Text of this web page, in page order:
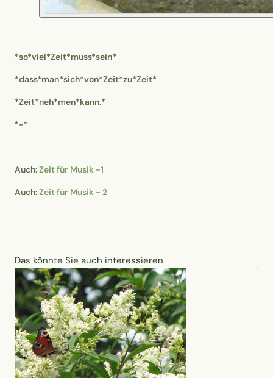
*so*viel*Zeit*muss*sein*
*dass*man*sich*von*Zeit*zu*Zeit*
*Zeit*neh*men*kann.*
*-*
Auch:Zeit für Musik -1
Auch:Zeit für Musik - 2
Das könnte Sie auch interessieren